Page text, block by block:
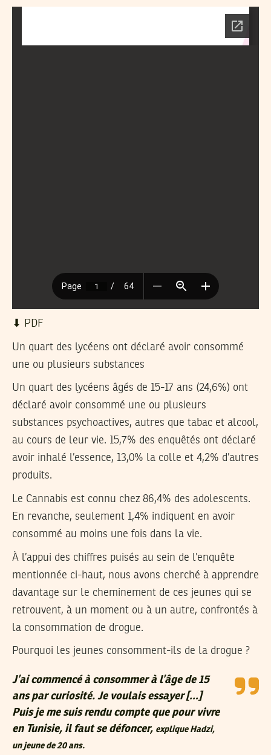
⬇︎ PDF
Un quart des lycéens ont déclaré avoir consommé
une ou plusieurs substances
Un quart des lycéens âgés de 15-17 ans (24,6%) ont
déclaré avoir consommé une ou plusieurs
substances psychoactives, autres que tabac et alcool,
au cours de leur vie. 15,7% des enquêtés ont déclaré
avoir inhalé l’essence, 13,0% la colle et 4,2% d’autres
produits.
Le Cannabis est connu chez 86,4% des adolescents.
En revanche, seulement 1,4% indiquent en avoir
consommé au moins une fois dans la vie.
À l’appui des chiffres puisés au sein de l’enquête
mentionnée ci-haut, nous avons cherché à apprendre
davantage sur le cheminement de ces jeunes qui se
retrouvent, à un moment ou à un autre, confrontés à
la consommation de drogue.
Pourquoi les jeunes consomment-ils de la drogue ?
J’ai commencé à consommer à l’âge de 15
ans par curiosité. Je voulais essayer […]
Puis je me suis rendu compte que pour vivre
en Tunisie, il faut se défoncer, explique Hadzi,
un jeune de 20 ans.